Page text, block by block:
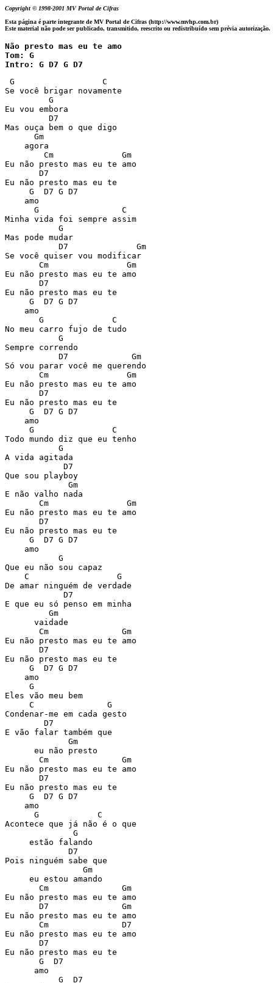
Copyright © 1998-2001 MV Portal de Cifras
Esta página é parte integrante de MV Portal de Cifras (http://www.mvhp.com.br)
Este material não pode ser publicado, transmitido, reescrito ou redistribuído sem prévia autorização.
Não presto mas eu te amo
Tom: G
Intro: G D7 G D7
G                  C
Se você brigar novamente
         G
Eu vou embora
         D7
Mas ouça bem o que digo
      Gm
    agora
        Cm              Gm
Eu não presto mas eu te amo
       D7
Eu não presto mas eu te
     G  D7 G D7
    amo
      G                 C
Minha vida foi sempre assim
           G
Mas pode mudar
           D7              Gm
Se você quiser vou modificar
       Cm                Gm
Eu não presto mas eu te amo
       D7
Eu não presto mas eu te
     G  D7 G D7
    amo
       G              C
No meu carro fujo de tudo
           G
Sempre correndo
           D7             Gm
Só vou parar você me querendo
       Cm                Gm
Eu não presto mas eu te amo
       D7
Eu não presto mas eu te
     G  D7 G D7
    amo
     G                C
Todo mundo diz que eu tenho
           G
A vida agitada
            D7
Que sou playboy
             Gm
E não valho nada
       Cm                Gm
Eu não presto mas eu te amo
       D7
Eu não presto mas eu te
     G  D7 G D7
    amo
           G
Que eu não sou capaz
    C                  G
De amar ninguém de verdade
            D7
E que eu só penso em minha
         Gm
      vaidade
       Cm               Gm
Eu não presto mas eu te amo
       D7
Eu não presto mas eu te
     G  D7 G D7
    amo
     G
Eles vão meu bem
     C               G
Condenar-me em cada gesto
        D7
E vão falar também que
             Gm
      eu não presto
       Cm               Gm
Eu não presto mas eu te amo
       D7
Eu não presto mas eu te
     G  D7 G D7
    amo
      G            C
Acontece que já não é o que
              G
     estão falando
             D7
Pois ninguém sabe que
                Gm
     eu estou amando
       Cm               Gm
Eu não presto mas eu te amo
       D7               Gm
Eu não presto mas eu te amo
       Cm               D7
Eu não presto mas eu te amo
       D7
Eu não presto mas eu te
       G  D7
      amo
           G  D7